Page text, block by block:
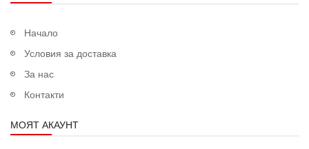
Начало
Условия за доставка
За нас
Контакти
МОЯТ АКАУНТ